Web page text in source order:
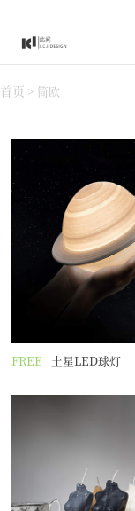
首页 > 简欧
FREE 土星LED球灯